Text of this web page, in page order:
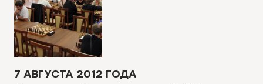
7 АВГУСТА 2012 ГОДА